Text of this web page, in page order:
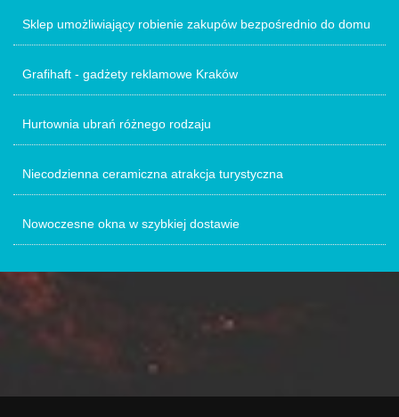
Sklep umożliwiający robienie zakupów bezpośrednio do domu
Grafihaft - gadżety reklamowe Kraków
Hurtownia ubrań różnego rodzaju
Niecodzienna ceramiczna atrakcja turystyczna
Nowoczesne okna w szybkiej dostawie